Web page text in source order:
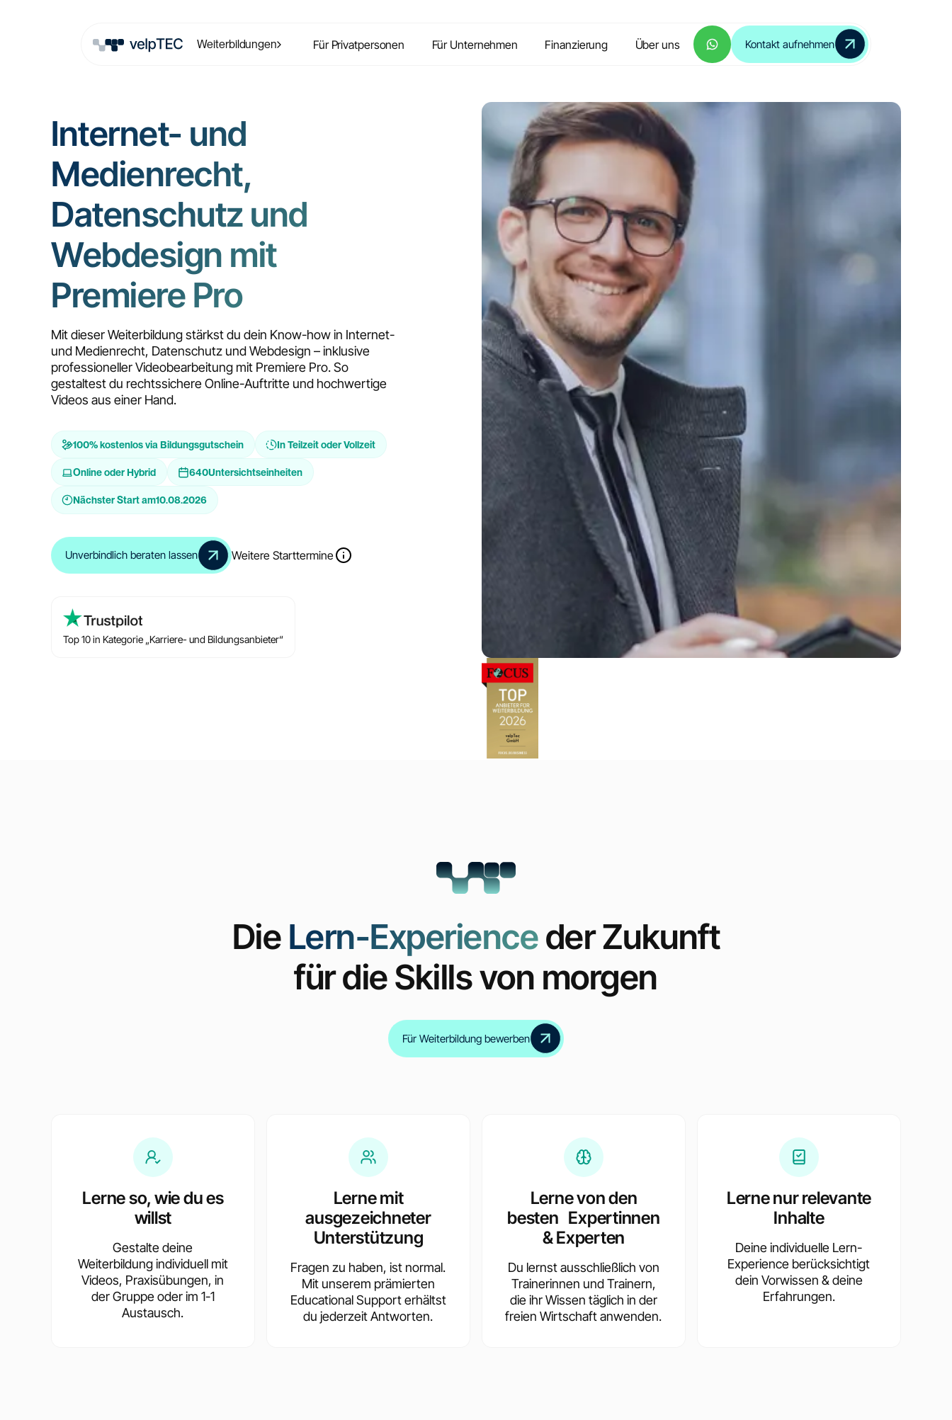
Weiterbildungen Für Privatpersonen Für Unternehmen Finanzierung Über uns Kontakt aufnehmen
Inklusive Zertifikate
für alle Zwischenmodule
Internet- und
Medienrecht,
Datenschutz und
Webdesign mit
Premiere Pro
Mit dieser Weiterbildung stärkst du dein Know-how in Internet-
und Medienrecht, Datenschutz und Webdesign – inklusive
professioneller Videobearbeitung mit Premiere Pro. So
gestaltest du rechtssichere Online-Auftritte und hochwertige
Videos aus einer Hand.
100% kostenlos via Bildungsgutschein In Teilzeit oder Vollzeit
Online oder Hybrid 640Untersichtseinheiten
Nächster Start am10.08.2026
Unverbindlich beraten lassen Weitere Starttermine
Top 10 in Kategorie „Karriere- und Bildungsanbieter“
Die Lern-Experienceder Zukunft
für die Skills von morgen
Für Weiterbildung bewerben
Lerne so, wie du es
willst
Gestalte deine
Weiterbildung individuell mit
Videos, Praxisübungen, in
der Gruppe oder im 1-1
Austausch.
Lerne mit
ausgezeichneter
Unterstützung
Fragen zu haben, ist normal.
Mit unserem prämierten
Educational Support erhältst
du jederzeit Antworten.
Lerne von den
besten Expertinnen
& Experten
Du lernst ausschließlich von
Trainerinnen und Trainern,
die ihr Wissen täglich in der
freien Wirtschaft anwenden.
Lerne nur relevante
Inhalte
Deine individuelle Lern-
Experience berücksichtigt
dein Vorwissen & deine
Erfahrungen.